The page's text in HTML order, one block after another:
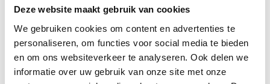
Deze website maakt gebruik van cookies
We gebruiken cookies om content en advertenties te
personaliseren, om functies voor social media te bieden
en om ons websiteverkeer te analyseren. Ook delen we
informatie over uw gebruik van onze site met onze
manieren van bouwen. Lacet past daarom
geweldig bij hun. De slimme materialen en
compact design geeft hen de tools om hun
voornaamste doelstelling te halen: de klant niet